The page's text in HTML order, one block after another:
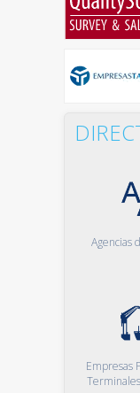
Agencias
Empresas